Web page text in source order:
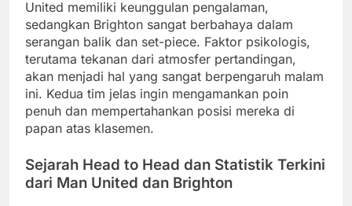
United memiliki keunggulan pengalaman,
sedangkan Brighton sangat berbahaya dalam
serangan balik dan set-piece. Faktor psikologis,
terutama tekanan dari atmosfer pertandingan,
akan menjadi hal yang sangat berpengaruh malam
ini. Kedua tim jelas ingin mengamankan poin
penuh dan mempertahankan posisi mereka di
papan atas klasemen.
Sejarah Head to Head dan Statistik Terkini
dari Man United dan Brighton